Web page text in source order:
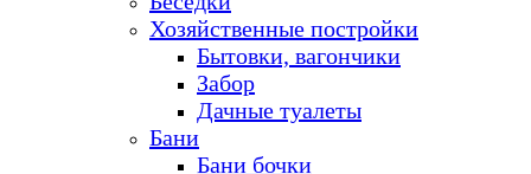
Хозяйственные постройки
Бытовки, вагончики
Забор
Дачные туалеты
Бани
Бани бочки